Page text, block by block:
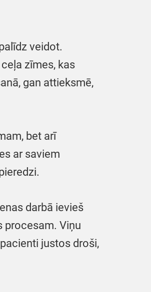
veidot.
zīmes, kas
gan attieksmē,
bet arī
ar saviem
darbā ievieš
procesam. Viņu
justos droši,